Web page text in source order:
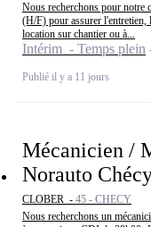
Nous recherchons pour notre
(H/F) pour assurer l'entretien,
location sur chantier ou à...
Intérim - Temps plein
Publié il y a 11 jours
Mécanicien /
Norauto
CLOBER - 45 - CHECY
Nous recherchons un